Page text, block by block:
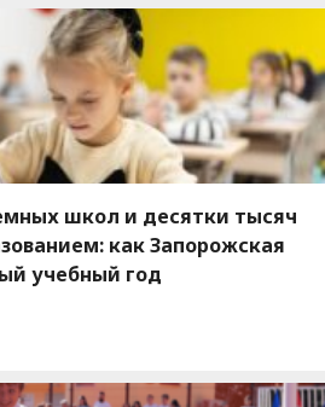
школ и десятки тысяч
как Запорожская
учебный год